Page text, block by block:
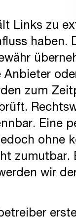
Links zu
haben.
zum
Eine
ohne
zumutbar.
wir